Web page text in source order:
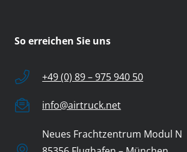
So erreichen Sie uns
+49 (0) 89 – 975 940 50
info@airtruck.net
Neues Frachtzentrum Modul N